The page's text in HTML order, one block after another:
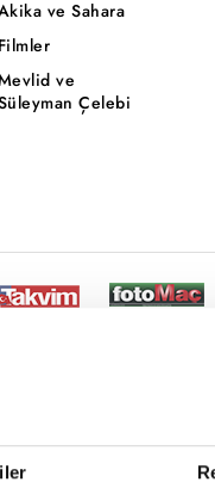
ve Sahara
Filmler
ve
Çelebi